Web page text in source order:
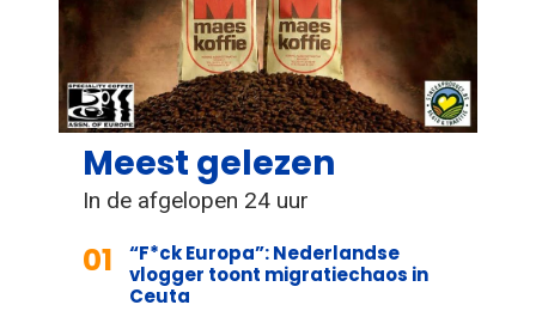
Meest gelezen
In de afgelopen 24 uur
01
“F*ck Europa”: Nederlandse
vlogger toont migratiechaos in
Ceuta